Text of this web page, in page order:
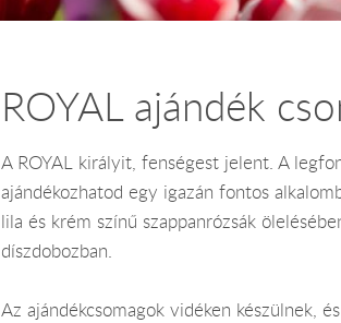
ROYAL ajándék
A ROYAL királyit, fenségest jelent. A
ajándékozhatod egy igazán fontos
lila és krém színű szappanrózsák
díszdobozban.
Az ajándékcsomagok vidéken készülnek,